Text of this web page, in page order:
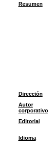
Resumen
Dirección
Autor
corporativo
Editorial
Idioma